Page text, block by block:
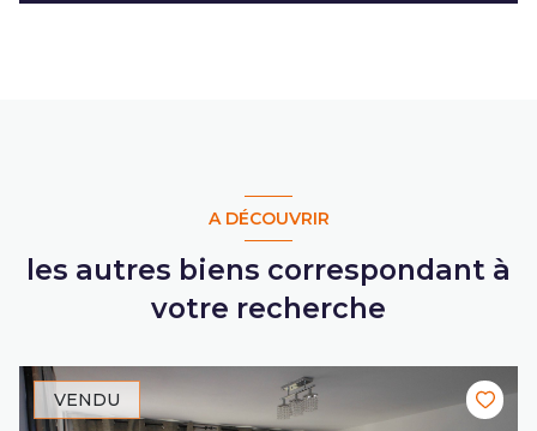
A DÉCOUVRIR
les autres biens correspondant à
votre recherche
VENDU